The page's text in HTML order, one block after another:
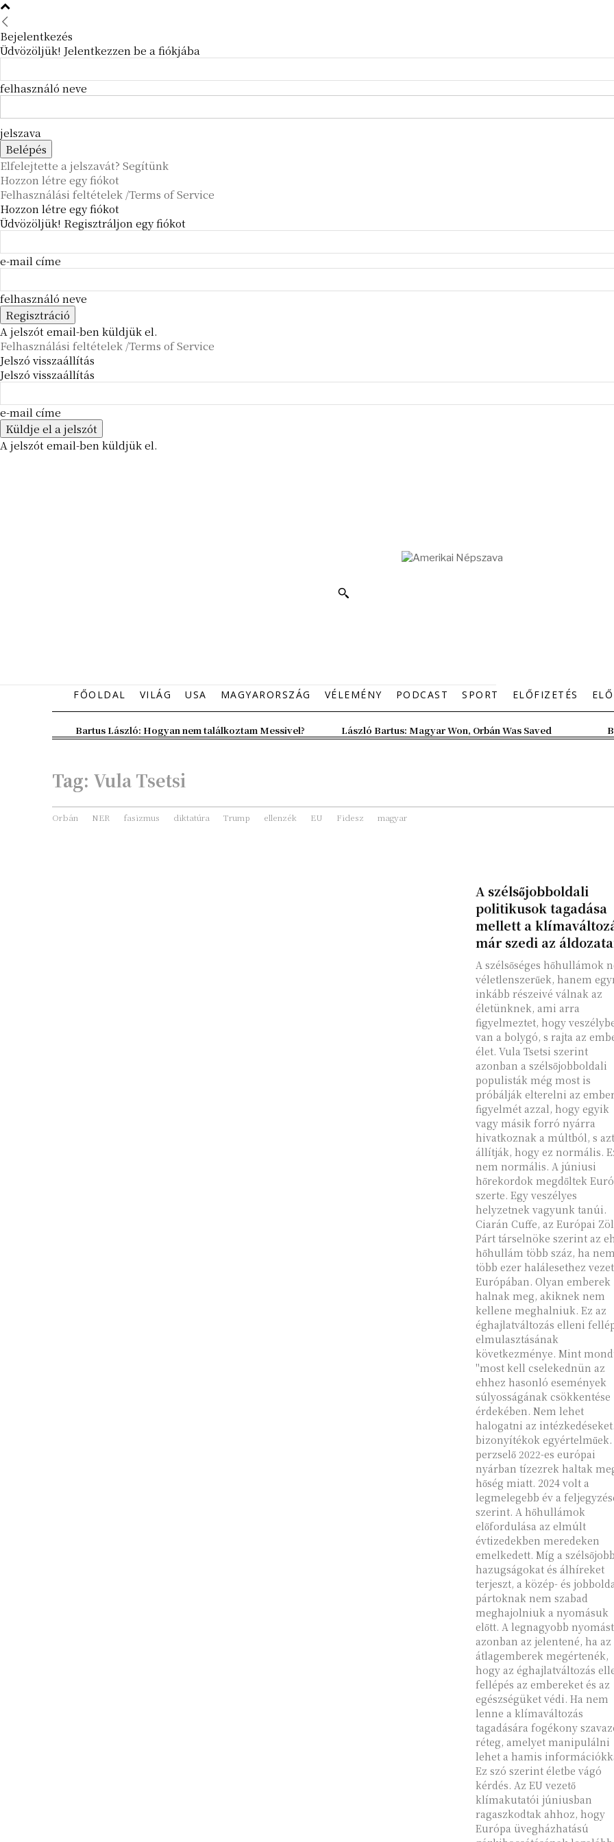
Bejelentkezés
Üdvözöljük! Jelentkezzen be a fiókjába
felhasználó neve
jelszava
Elfelejtette a jelszavát? Segítünk
Hozzon létre egy fiókot
Felhasználási feltételek /Terms of Service
Hozzon létre egy fiókot
Üdvözöljük! Regisztráljon egy fiókot
e-mail címe
felhasználó neve
A jelszót email-ben küldjük el.
Felhasználási feltételek /Terms of Service
Jelszó visszaállítás
Jelszó visszaállítás
e-mail címe
A jelszót email-ben küldjük el.
FŐOLDAL VILÁG USA MAGYARORSZÁG VÉLEMÉNY PODCAST SPORT ELŐFIZETÉS
Bartus László: Hogyan nem találkoztam Messivel? László Bartus: Magyar Won, Orbán Was Saved
Tag: Vula Tsetsi
Orbán NER fasizmus diktatúra Trump ellenzék EU Fidesz magyar
A szélsőjobboldali
politikusok tagadása
mellett a
már szedi az
A szélsőséges hőhullámok
véletlenszerűek, hanem
inkább részeivé válnak az
életünknek, ami arra
figyelmeztet, hogy
van a bolygó, s rajta az
élet. Vula Tsetsi szerint
azonban a szélsőjobboldali
populisták még most is
próbálják elterelni az
figyelmét azzal, hogy egyik
vagy másik forró nyárra
hivatkoznak a múltból, s azt
állítják, hogy ez normális.
nem normális. A júniusi
hőrekordok megdőltek
szerte. Egy veszélyes
helyzetnek vagyunk tanúi.
Ciarán Cuffe, az Európai
Párt társelnöke szerint az
hőhullám több száz, ha nem
több ezer halálesethez vezet
Európában. Olyan emberek
halnak meg, akiknek nem
kellene meghalniuk. Ez az
éghajlatváltozás elleni
elmulasztásának
következménye. Mint
"most kell cselekednün az
ehhez hasonló események
súlyosságának csökkentése
érdekében. Nem lehet
halogatni az intézkedéseket."
bizonyítékok egyértelműek.
perzselő 2022-es európai
nyárban tízezrek haltak
hőség miatt. 2024 volt a
legmelegebb év a
szerint. A hőhullámok
előfordulása az elmúlt
évtizedekben meredeken
emelkedett. Míg a szélsőjobb
hazugságokat és álhíreket
terjeszt, a közép- és
pártoknak nem szabad
meghajolniuk a nyomásuk
előtt. A legnagyobb nyomást
azonban az jelentené, ha az
átlagemberek megértenék,
hogy az éghajlatváltozás
fellépés az embereket és az
egészségüket védi. Ha nem
lenne a klímaváltozás
tagadására fogékony
réteg, amelyet manipulálni
lehet a hamis
Ez szó szerint életbe vágó
kérdés. Az EU vezető
klímakutatói júniusban
ragaszkodtak ahhoz, hogy
Európa üvegházhatású